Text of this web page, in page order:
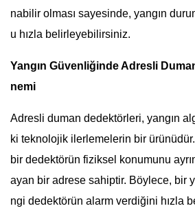
nabilir olması sayesinde, yangın
u hızla belirleyebilirsiniz.
Yangın Güvenliğinde Adresli
nemi
Adresli duman dedektörleri, yangın
ki teknolojik ilerlemelerin bir
bir dedektörün fiziksel konumunu
ayan bir adrese sahiptir. Böylece, bir
ngi dedektörün alarm verdiğini hızla